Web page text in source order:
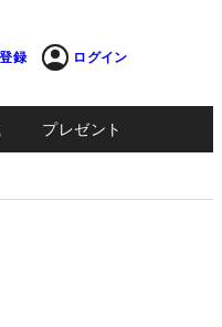
録 ログイン
プレゼント